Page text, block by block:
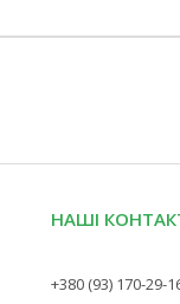
НАШІ
+380 (93) 170-29-